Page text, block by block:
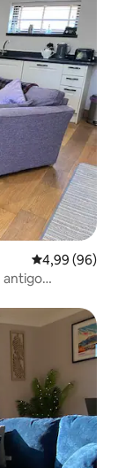
4,99 de uma
4,99 (96)
antigo